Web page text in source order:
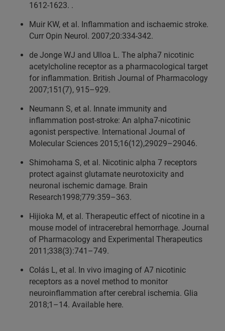
1612‑1623. .
Muir KW, et al. Inflammation and ischaemic stroke.
Curr Opin Neurol. 2007;20:334‑342.
de Jonge WJ and Ulloa L. The alpha7 nicotinic
acetylcholine receptor as a pharmacological target
for inflammation. British Journal of Pharmacology
2007;151(7), 915–929.
Neumann S, et al. Innate immunity and
inflammation post-stroke: An alpha7-nicotinic
agonist perspective. International Journal of
Molecular Sciences 2015;16(12),29029–29046.
Shimohama S, et al. Nicotinic alpha 7 receptors
protect against glutamate neurotoxicity and
neuronal ischemic damage. Brain
Research1998;779:359–363.
Hijioka M, et al. Therapeutic effect of nicotine in a
mouse model of intracerebral hemorrhage. Journal
of Pharmacology and Experimental Therapeutics
2011;338(3):741–749.
Colás L, et al. In vivo imaging of A7 nicotinic
receptors as a novel method to monitor
neuroinflammation after cerebral ischemia. Glia
2018;1–14. Available here.